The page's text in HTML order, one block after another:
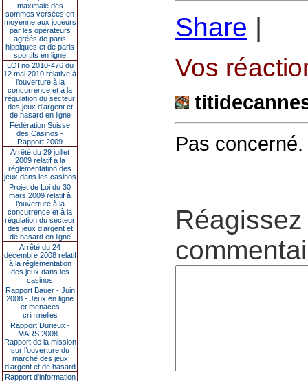
maximale des
sommes versées en
moyenne aux joueurs
par les opérateurs
agréés de paris
hippiques et de paris
sportifs en ligne
LOI no 2010-476 du
12 mai 2010 relative à
l’ouverture à la
concurrence et à la
régulation du secteur
des jeux d’argent et
de hasard en ligne
Fédération Suisse
des Casinos -
Rapport 2009
Arrêté du 29 juillet
2009 relatif à la
réglementation des
jeux dans les casinos
Projet de Loi du 30
mars 2009 relatif à
l’ouverture à la
concurrence et à la
régulation du secteur
des jeux d’argent et
de hasard en ligne
Arrêté du 24
décembre 2008 relatif
à la réglementation
des jeux dans les
casinos
Rapport Bauer - Juin
2008 - Jeux en ligne
et menaces
criminelles
Rapport Durieux -
MARS 2008 -
Rapport de la mission
sur l’ouverture du
marché des jeux
d’argent et de hasard
Rapport d'information
Share |
Vos
Pas concerné.